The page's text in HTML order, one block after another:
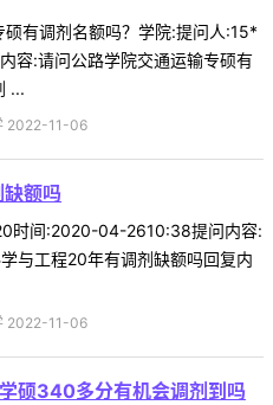
有调剂名额吗？学院:提问人:15*
:请问公路学院交通运输专硕有
...
2022-11-06
额吗
时间:2020-04-2610:38提问内容:
与工程20年有调剂缺额吗回复内
2022-11-06
硕340多分有机会调剂到吗